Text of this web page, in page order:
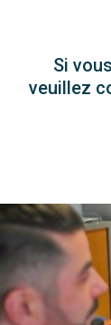
Si
veuillez